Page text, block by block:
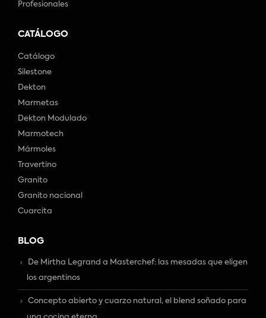
Profesionales
CATÁLOGO
Catálogo
Silestone
Dekton
Marmetas
Dekton Modulado
Marmotech
Mármoles
Travertino
Granito
Granito nacional
Cuarcita
BLOG
De Mirtha Legrand a Masterchef: las mesadas que eligen
los argentinos
Concepto abierto y cuarzo natural, el blend soñado para